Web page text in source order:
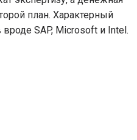
план. Характерный
вроде SAP, Microsoft и Intel.